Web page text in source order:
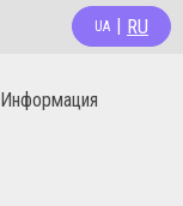
UA RU
Информация